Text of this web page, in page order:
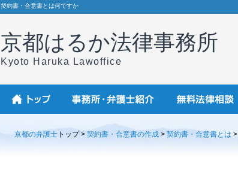
契約書・合意書とは何ですか
京都はるか法律事務所
Kyoto Haruka Lawoffice
京都の弁護士 トップ > 契約書・合意書の作成 > 契約書・合意書とは